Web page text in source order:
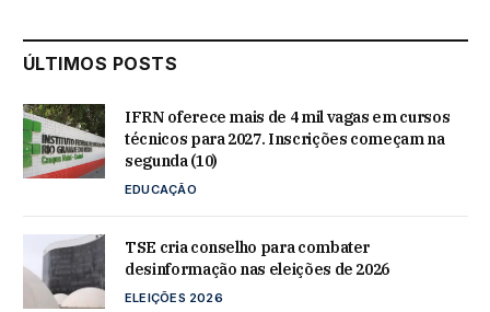
ÚLTIMOS POSTS
IFRN oferece mais de 4 mil vagas em cursos
técnicos para 2027. Inscrições começam na
segunda (10)
EDUCAÇÃO
TSE cria conselho para combater
desinformação nas eleições de 2026
ELEIÇÕES 2026